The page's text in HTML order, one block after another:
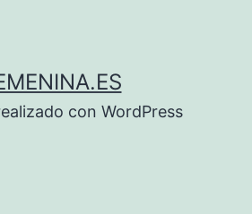
con WordPress